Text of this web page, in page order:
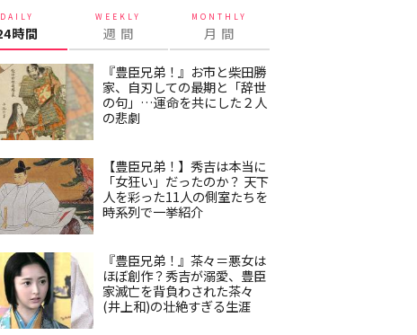
DAILY
時間
WEEKLY
週 間
MONTHLY
月 間
『豊臣兄弟！』お市と柴田勝
家、自刃しての最期と「辞世
の句」…運命を共にした２人
の悲劇
【豊臣兄弟！】秀吉は本当に
「女狂い」だったのか？ 天下
人を彩った11人の側室たちを
時系列で一挙紹介
『豊臣兄弟！』茶々＝悪女は
ほぼ創作？秀吉が溺愛、豊臣
家滅亡を背負わされた茶々
(井上和)の壮絶すぎる生涯